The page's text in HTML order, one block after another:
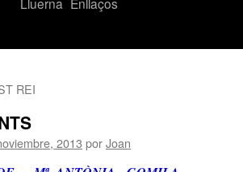
REI
2013 porJoan